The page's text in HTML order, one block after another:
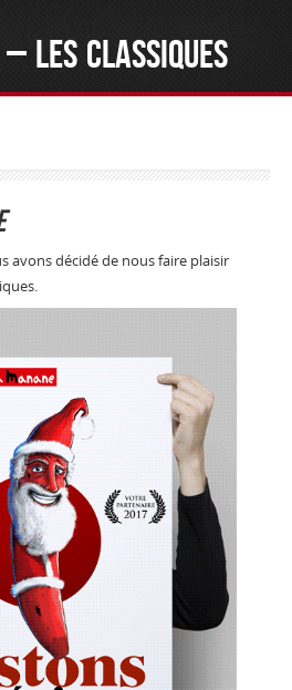
LES CLASSIQUES
avons décidé de nous faire plaisir